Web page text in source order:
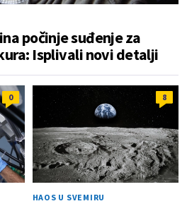
počinje suđenje za
Isplivali novi detalji
0 8
HAOS U SVEMIRU